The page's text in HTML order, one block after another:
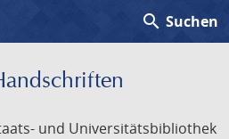
search Suchen
und Universitätsbibliothek